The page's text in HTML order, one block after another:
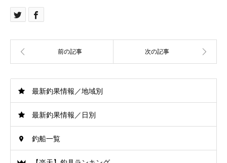
最新釣果情報／地域別
最新釣果情報／日別
釣船一覧